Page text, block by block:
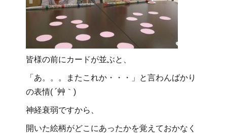
皆様の前にカードが並ぶと、
「あ。。。またこれか・・・」と言わんばかり
の表情( ´艸｀)
神経衰弱ですから、
開いた絵柄がどこにあったかを覚えておかなく